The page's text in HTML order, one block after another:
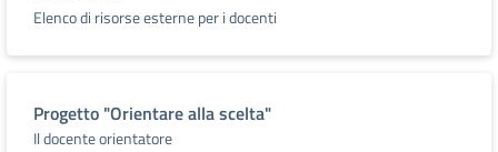
Elenco di risorse esterne per i docenti
Progetto "Orientare alla scelta"
Il docente orientatore